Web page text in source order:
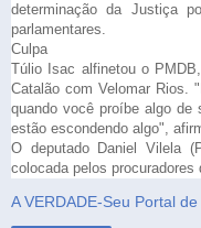
determinação da Justiça
parlamentares.
Culpa
Túlio Isac alfinetou o
Catalão com Velomar Rios.
quando você proíbe algo de
estão escondendo algo",
O deputado Daniel Vilela
colocada pelos
A VERDADE-Seu Portal